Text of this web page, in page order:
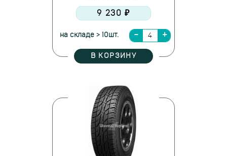
9 230 ₽
на складе > 10шт.
В КОРЗИНУ